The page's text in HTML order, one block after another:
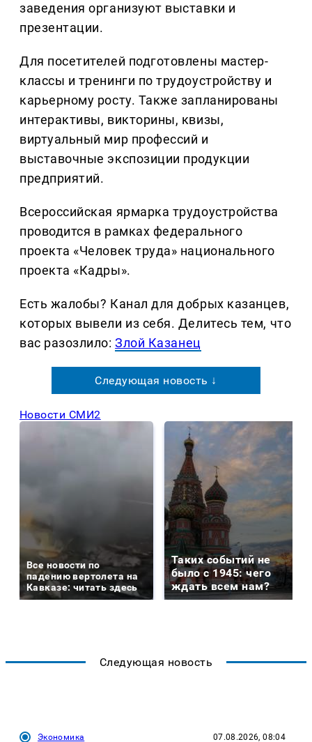
заведения организуют выставки и
презентации.
Для посетителей подготовлены мастер-
классы и тренинги по трудоустройству и
карьерному росту. Также запланированы
интерактивы, викторины, квизы,
виртуальный мир профессий и
выставочные экспозиции продукции
предприятий.
Всероссийская ярмарка трудоустройства
проводится в рамках федерального
проекта «Человек труда» национального
проекта «Кадры».
Есть жалобы? Канал для добрых казанцев,
которых вывели из себя. Делитеcь тем, что
вас разозлило:Злой Казанец
Следующая новость ↓
Новости СМИ2
Все новости по
падению вертолета на
Кавказе: читать здесь
Таких событий не
было с 1945: чего
ждать всем нам?
Следующая новость
Экономика 07.08.2026, 08:04